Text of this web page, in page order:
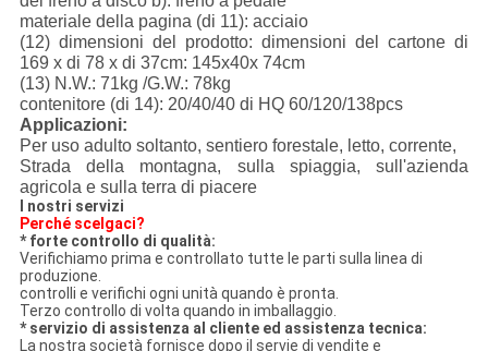
materiale della pagina (di 11): acciaio
(12) dimensioni del prodotto: dimensioni del cartone di
169 x di 78 x di 37cm: 145x40x 74cm
(13) N.W.: 71kg /G.W.: 78kg
contenitore (di 14): 20/40/40 di HQ 60/120/138pcs
Applicazioni:
Per uso adulto soltanto, sentiero forestale, letto, corrente,
Strada della montagna, sulla spiaggia, sull'azienda
agricola e sulla terra di piacere
I nostri servizi
Perché scelgaci?
* forte controllo di qualità:
Verifichiamo prima e controllato tutte le parti sulla linea di
produzione.
controlli e verifichi ogni unità quando è pronta.
Terzo controllo di volta quando in imballaggio.
* servizio di assistenza al cliente ed assistenza tecnica:
La nostra società fornisce dopo il servie di vendite e